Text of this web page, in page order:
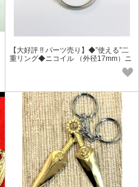
【大好評 !! パーツ売り】◆”使える”二
重リング◆ニコイル （外径17mm）ニ